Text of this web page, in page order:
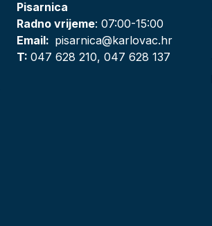
Pisarnica
Radno vrijeme: 07:00-15:00
Email: pisarnica@karlovac.hr
T:047 628 210, 047 628 137